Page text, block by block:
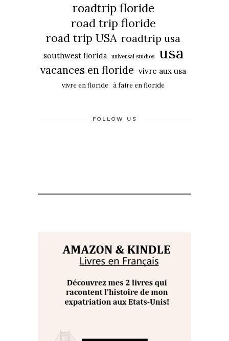
roadtrip floride
road trip floride
road trip USA roadtrip usa
southwest florida universal studios usa
vacances en floride vivre aux usa
vivre en floride à faire en floride
FOLLOW US